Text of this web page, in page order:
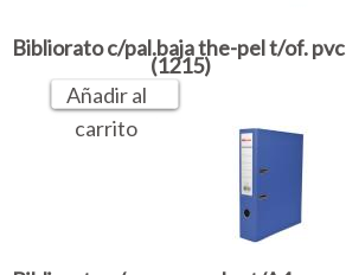
Bibliorato c/pal.baja the-pel t/of. pvc
(1215)
Añadir al
carrito